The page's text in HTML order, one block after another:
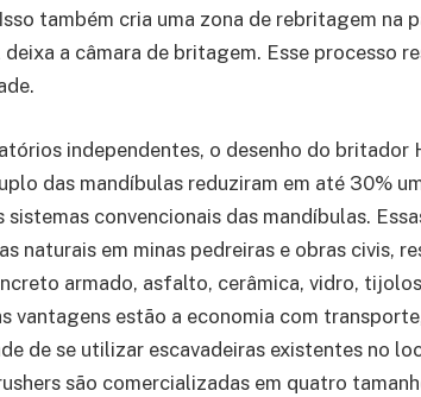
também cria uma zona de rebritagem na
a câmara de britagem. Esse processo
independentes, o desenho do britador
das mandíbulas reduziram em até 30%
convencionais das mandíbulas.
naturais em minas pedreiras e obras civis,
armado, asfalto, cerâmica, vidro,
vantagens estão a economia com
de se utilizar escavadeiras existentes no
são comercializadas em quatro